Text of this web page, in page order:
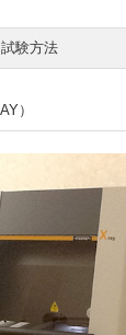
試験方法
）